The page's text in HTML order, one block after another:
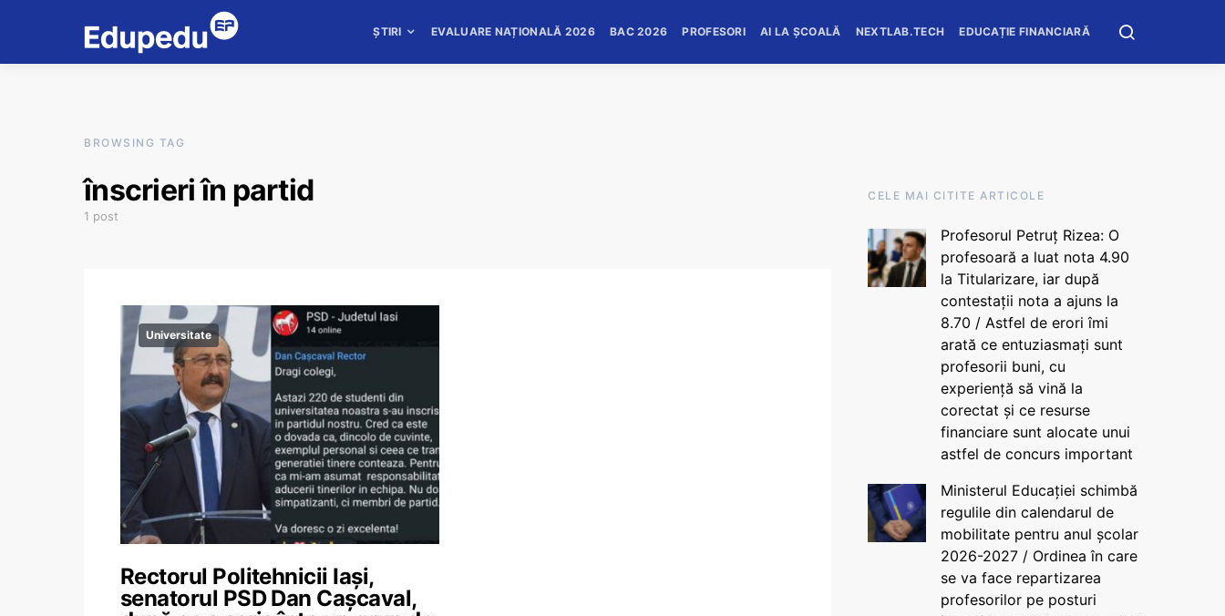
ȘTIRI EVALUARE NAȚIONALĂ 2026 BAC 2026 PROFESORI AI LA ȘCOALĂ NEXTLAB.TECH EDUCAȚIE FINANCIARĂ
BROWSING TAG
înscrieri în partid
1 post
Universitate
Rectorul Politehnicii Iași,
senatorul PSD Dan Cașcaval,
CELE MAI CITITE ARTICOLE
Profesorul Petruț Rizea: O
profesoară a luat nota 4.90
la Titularizare, iar după
contestații nota a ajuns la
8.70 / Astfel de erori îmi
arată ce entuziasmați sunt
profesorii buni, cu
experiență să vină la
corectat și ce resurse
financiare sunt alocate unui
astfel de concurs important
Ministerul Educației schimbă
regulile din calendarul de
mobilitate pentru anul școlar
2026-2027 / Ordinea în care
se va face repartizarea
profesorilor pe posturi